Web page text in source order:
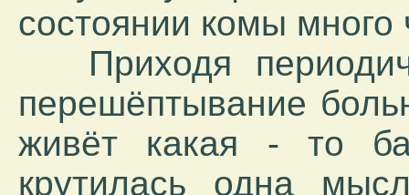
состоянии комы много
Приходя
перешёптывание
живёт какая - то
крутилась одна